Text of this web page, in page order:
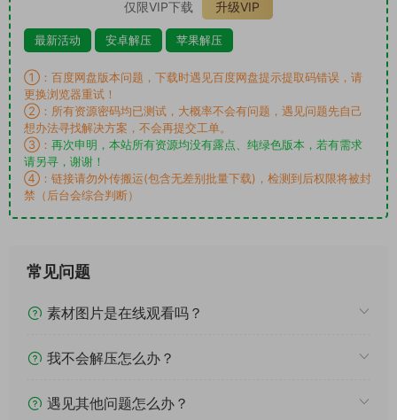
仅限VIP下载
升级VIP
最新活动 安卓解压 苹果解压
①：百度网盘版本问题，下载时遇见百度网盘提示提取码错误，请
更换浏览器重试！
②：所有资源密码均已测试，大概率不会有问题，遇见问题先自己
想办法寻找解决方案，不会再提交工单。
③： 再次申明，本站所有资源均没有露点、纯绿色版本，若有需求
请另寻，谢谢！
④：链接请勿外传搬运(包含无差别批量下载)，检测到后权限将被封
禁（后台会综合判断）
常见问题
素材图片是在线观看吗？
我不会解压怎么办？
遇见其他问题怎么办？